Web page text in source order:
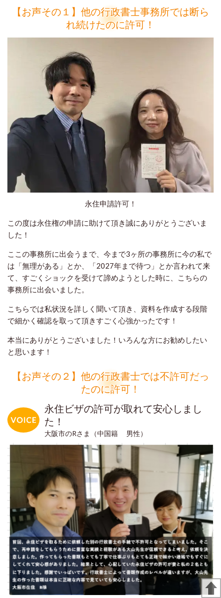
【お声その１】他の行政書士事務所では断ら
れ続けたのに許可！
永住申請許可！
この度は永住権の申請に助けて頂き誠にありがとうございま
した！
ここの事務所に出会うまで、今まで3ヶ所の事務所に今の私で
は「無理がある」とか、「2027年まで待つ」とか言われて来
て、すごくショックを受けて諦めようとした時に、こちらの
事務所に出会いました。
こちらでは私状況を詳しく聞いて頂き、資料を作成する段階
で細かく確認を取って頂きすごく心強かったです！
本当にありがとうございました！いろんな方にお勧めしたい
と思います！
【お声その２】他の行政書士では不許可だっ
たのに許可！
永住ビザの許可が取れて安心しまし
た！
大阪市のRさま（中国籍 男性）